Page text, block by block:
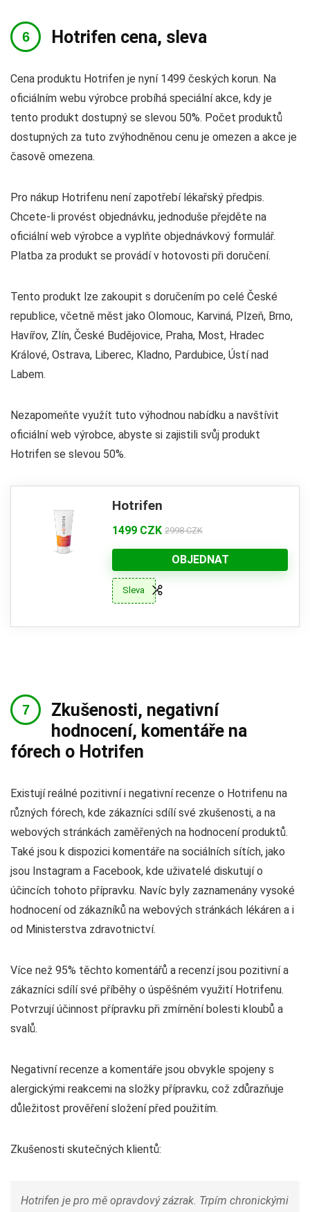
Hotrifen cena, sleva
Cena produktu Hotrifen je nyní 1499 českých korun. Na
oficiálním webu výrobce probíhá speciální akce, kdy je
tento produkt dostupný se slevou 50%. Počet produktů
dostupných za tuto zvýhodněnou cenu je omezen a akce je
časově omezena.
Pro nákup Hotrifenu není zapotřebí lékařský předpis.
Chcete-li provést objednávku, jednoduše přejděte na
oficiální web výrobce a vyplňte objednávkový formulář.
Platba za produkt se provádí v hotovosti při doručení.
Tento produkt lze zakoupit s doručením po celé České
republice, včetně měst jako Olomouc, Karviná, Plzeň, Brno,
Havířov, Zlín, České Budějovice, Praha, Most, Hradec
Králové, Ostrava, Liberec, Kladno, Pardubice, Ústí nad
Labem.
Nezapomeňte využít tuto výhodnou nabídku a navštívit
oficiální web výrobce, abyste si zajistili svůj produkt
Hotrifen se slevou 50%.
Hotrifen
1499 CZK 2998 CZK
OBJEDNAT
Sleva
Zkušenosti, negativní
hodnocení, komentáře na
fórech o Hotrifen
Existují reálné pozitivní i negativní recenze o Hotrifenu na
různých fórech, kde zákazníci sdílí své zkušenosti, a na
webových stránkách zaměřených na hodnocení produktů.
Také jsou k dispozici komentáře na sociálních sítích, jako
jsou Instagram a Facebook, kde uživatelé diskutují o
účincích tohoto přípravku. Navíc byly zaznamenány vysoké
hodnocení od zákazníků na webových stránkách lékáren a i
od Ministerstva zdravotnictví.
Více než 95% těchto komentářů a recenzí jsou pozitivní a
zákazníci sdílí své příběhy o úspěšném využití Hotrifenu.
Potvrzují účinnost přípravku při zmírnění bolesti kloubů a
svalů.
Negativní recenze a komentáře jsou obvykle spojeny s
alergickými reakcemi na složky přípravku, což zdůrazňuje
důležitost prověření složení před použitím.
Zkušenosti skutečných klientů:
Hotrifen je pro mě opravdový zázrak. Trpím chronickými